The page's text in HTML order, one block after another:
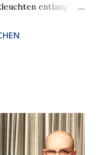
entlang, als
Krähe an das
wir lächelten
ich zu ihm, “im